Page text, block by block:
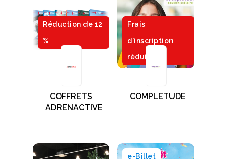
Réduction de 12
%
COFFRETS
ADRENACTIVE
Frais
d'inscription
réduits
COMPLETUDE
e-Billet